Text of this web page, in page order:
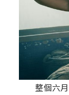
整個六月